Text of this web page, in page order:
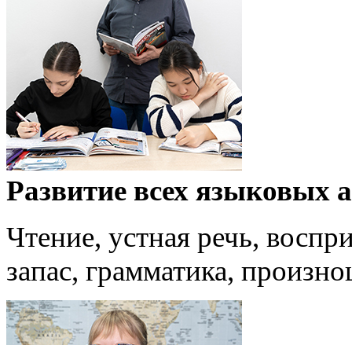
Развитие всех языковых
Чтение, устная речь,
запас, грамматика,